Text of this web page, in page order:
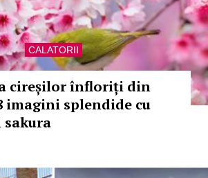
CALATORII
cireșilor înfloriți din
imagini splendide cu